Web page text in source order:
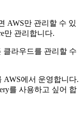
AWS만 관리할 수 있
만 관리합니다.
클라우드를 관리할 수
AWS에서 운영합니다.
를 사용하고 싶어 합